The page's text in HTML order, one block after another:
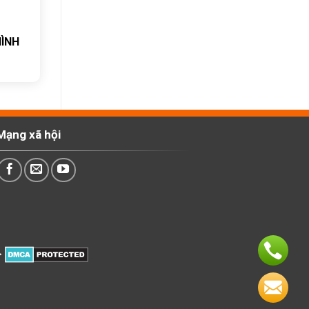
xã hội